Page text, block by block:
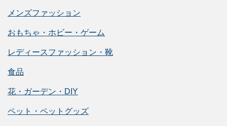
メンズファッション
おもちゃ・ホビー・ゲーム
レディースファッション・靴
食品
花・ガーデン・DIY
ペット・ペットグッズ